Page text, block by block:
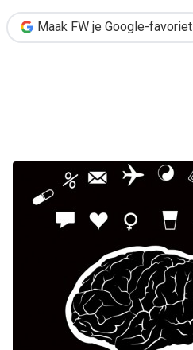
Maak FW je Google-favoriet